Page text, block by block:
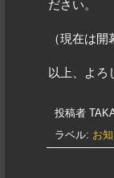
ださい。
（現在は
以上、よろ
投稿者
ラベル: お